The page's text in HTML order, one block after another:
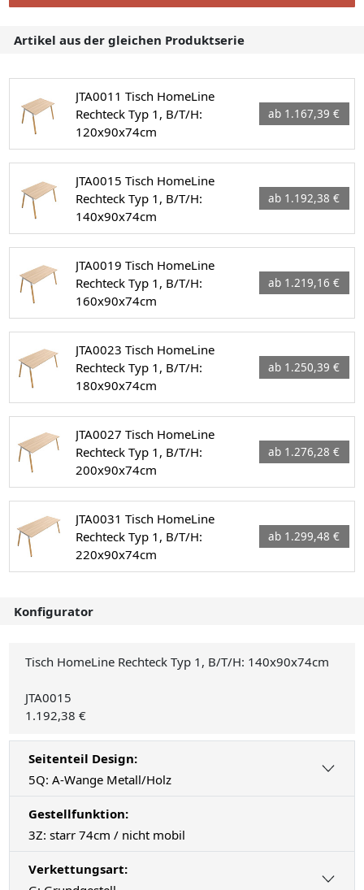
Artikel aus der gleichen Produktserie
JTA0011 Tisch HomeLine
Rechteck Typ 1, B/T/H:
120x90x74cm
ab 1.167,39 €
JTA0015 Tisch HomeLine
Rechteck Typ 1, B/T/H:
140x90x74cm
ab 1.192,38 €
JTA0019 Tisch HomeLine
Rechteck Typ 1, B/T/H:
160x90x74cm
ab 1.219,16 €
JTA0023 Tisch HomeLine
Rechteck Typ 1, B/T/H:
180x90x74cm
ab 1.250,39 €
JTA0027 Tisch HomeLine
Rechteck Typ 1, B/T/H:
200x90x74cm
ab 1.276,28 €
JTA0031 Tisch HomeLine
Rechteck Typ 1, B/T/H:
220x90x74cm
ab 1.299,48 €
Konfigurator
Tisch HomeLine Rechteck Typ 1, B/T/H: 140x90x74cm
JTA0015
1.192,38 €
Seitenteil Design:
5Q: A-Wange Metall/Holz
Gestellfunktion:
3Z: starr 74cm / nicht mobil
Verkettungsart: